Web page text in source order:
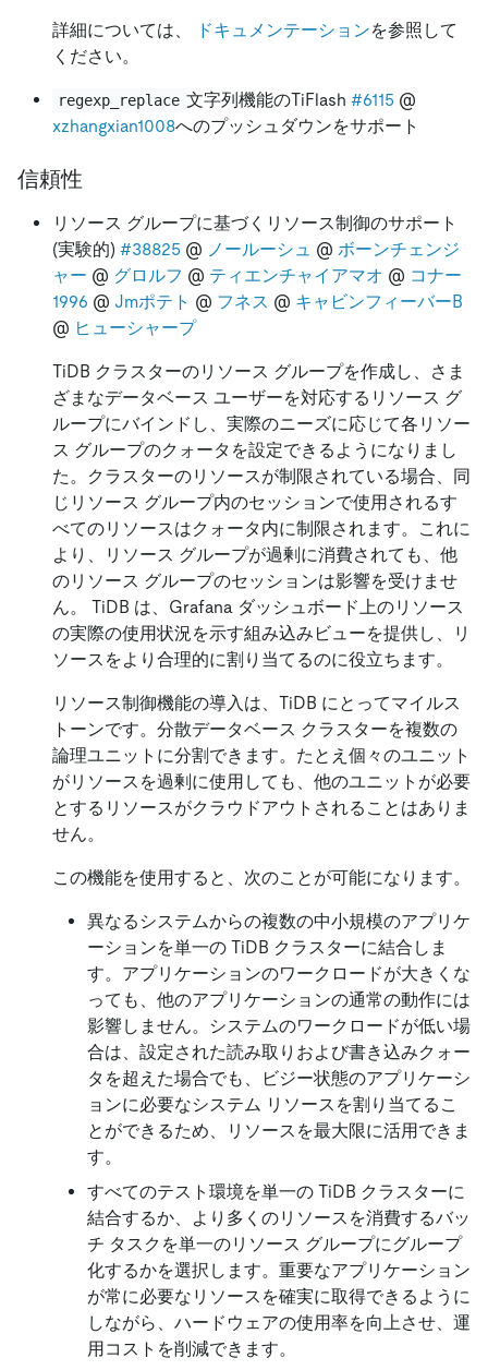
詳細については、 ドキュメンテーションを参照して
ください。
regexp_replace 文字列機能のTiFlash #6115 @
xzhangxian1008へのプッシュダウンをサポート
信頼性
リソース グループに基づくリソース制御のサポート
(実験的) #38825 @ ノールーシュ @ ボーンチェンジ
ャー @ グロルフ @ ティエンチャイアマオ @ コナー
1996 @ Jmポテト @ フネス @ キャビンフィーバーB
@ ヒューシャープ
TiDB クラスターのリソース グループを作成し、さま
ざまなデータベース ユーザーを対応するリソース グ
ループにバインドし、実際のニーズに応じて各リソー
ス グループのクォータを設定できるようになりまし
た。クラスターのリソースが制限されている場合、同
じリソース グループ内のセッションで使用されるす
べてのリソースはクォータ内に制限されます。これに
より、リソース グループが過剰に消費されても、他
のリソース グループのセッションは影響を受けませ
ん。 TiDB は、Grafana ダッシュボード上のリソース
の実際の使用状況を示す組み込みビューを提供し、リ
ソースをより合理的に割り当てるのに役立ちます。
リソース制御機能の導入は、TiDB にとってマイルス
トーンです。分散データベース クラスターを複数の
論理ユニットに分割できます。たとえ個々のユニット
がリソースを過剰に使用しても、他のユニットが必要
とするリソースがクラウドアウトされることはありま
せん。
この機能を使用すると、次のことが可能になります。
異なるシステムからの複数の中小規模のアプリケ
ーションを単一の TiDB クラスターに結合しま
す。アプリケーションのワークロードが大きくな
っても、他のアプリケーションの通常の動作には
影響しません。システムのワークロードが低い場
合は、設定された読み取りおよび書き込みクォー
タを超えた場合でも、ビジー状態のアプリケーシ
ョンに必要なシステム リソースを割り当てるこ
とができるため、リソースを最大限に活用できま
す。
すべてのテスト環境を単一の TiDB クラスターに
結合するか、より多くのリソースを消費するバッ
チ タスクを単一のリソース グループにグループ
化するかを選択します。重要なアプリケーション
が常に必要なリソースを確実に取得できるように
しながら、ハードウェアの使用率を向上させ、運
用コストを削減できます。